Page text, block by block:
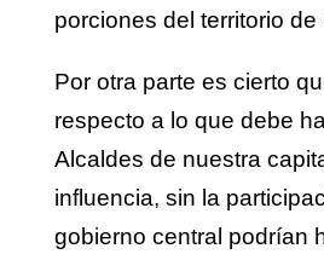
porciones del territorio de
Por otra parte es cierto
respecto a lo que debe
Alcaldes de nuestra
influencia, sin la
gobierno central podrían